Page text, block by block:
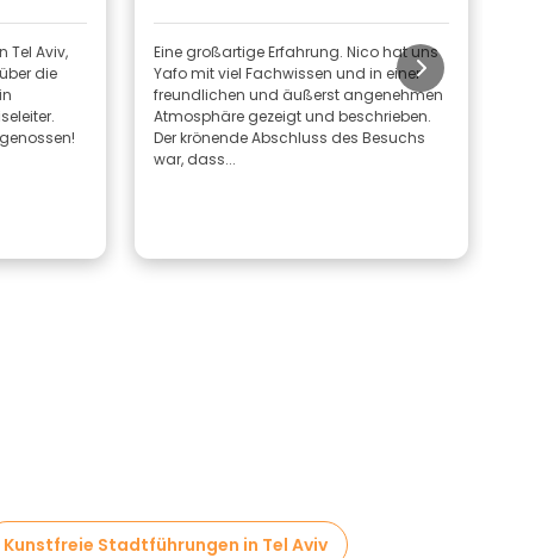
Tel Aviv,
die
Eine großartige Erfahrung. Nico hat uns
Yafo mit viel Fachwissen und in einer
freundlichen und äußerst angenehmen
Atmosphäre gezeigt und beschrieben.
Der krönende Abschluss des Besuchs
war, dass...
Kunstfreie Stadtführungen in Tel Aviv